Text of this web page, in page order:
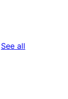
See all